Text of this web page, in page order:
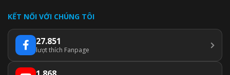
KẾT NỐI VỚI CHÚNG TÔI
27.851
lượt thích Fanpage